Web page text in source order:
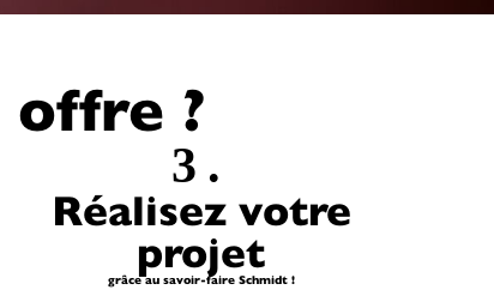
?
3.
Réalisez votre
projet
grâce au savoir-faire Schmidt !